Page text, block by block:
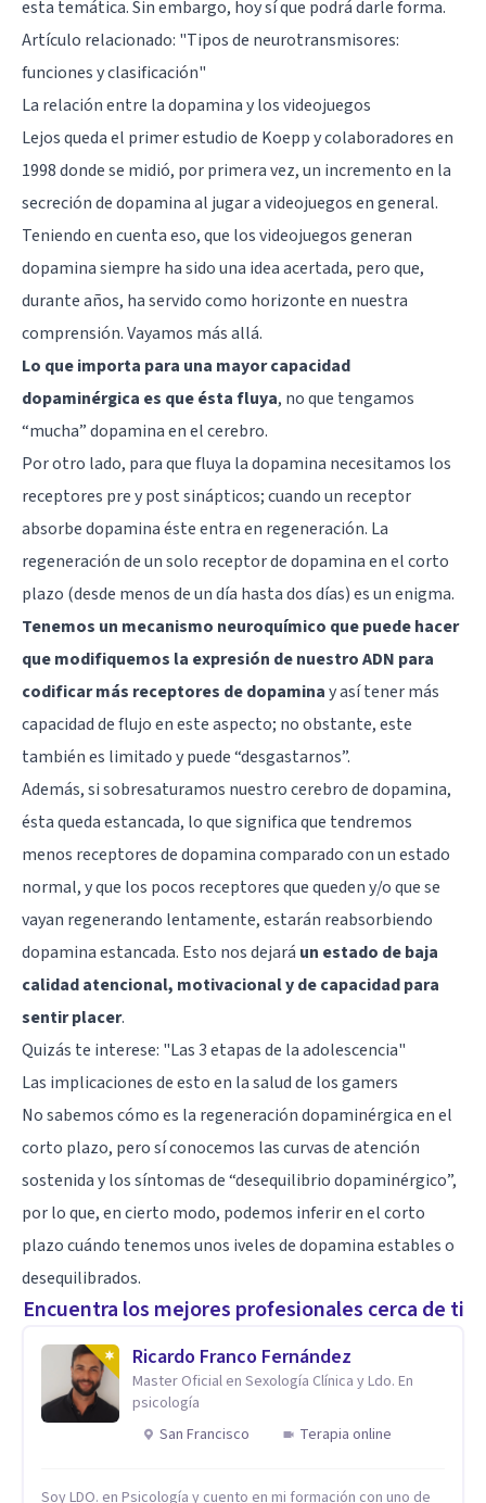
esta temática. Sin embargo, hoy sí que podrá darle forma.
Artículo relacionado: "Tipos de neurotransmisores:
funciones y clasificación"
La relación entre la dopamina y los videojuegos
Lejos queda el primer estudio de Koepp y colaboradores en
1998 donde se midió, por primera vez, un incremento en la
secreción de dopamina al jugar a videojuegos en general.
Teniendo en cuenta eso, que los videojuegos generan
dopamina siempre ha sido una idea acertada, pero que,
durante años, ha servido como horizonte en nuestra
comprensión. Vayamos más allá.
Lo que importa para una mayor capacidad
dopaminérgica es que ésta fluya, no que tengamos
“mucha” dopamina en el cerebro.
Por otro lado, para que fluya la dopamina necesitamos los
receptores pre y post sinápticos; cuando un receptor
absorbe dopamina éste entra en regeneración. La
regeneración de un solo receptor de dopamina en el corto
plazo (desde menos de un día hasta dos días) es un enigma.
Tenemos un mecanismo neuroquímico que puede hacer
que modifiquemos la expresión de nuestro ADN para
codificar más receptores de dopaminay así tener más
capacidad de flujo en este aspecto; no obstante, este
también es limitado y puede “desgastarnos”.
Además, si sobresaturamos nuestro cerebro de dopamina,
ésta queda estancada, lo que significa que tendremos
menos receptores de dopamina comparado con un estado
normal, y que los pocos receptores que queden y/o que se
vayan regenerando lentamente, estarán reabsorbiendo
dopamina estancada. Esto nos dejará un estado de baja
calidad atencional, motivacional y de capacidad para
sentir placer.
Quizás te interese: "Las 3 etapas de la adolescencia"
Las implicaciones de esto en la salud de los gamers
No sabemos cómo es la regeneración dopaminérgica en el
corto plazo, pero sí conocemos las curvas de atención
sostenida y los síntomas de “desequilibrio dopaminérgico”,
por lo que, en cierto modo, podemos inferir en el corto
plazo cuándo tenemos unos iveles de dopamina estables o
desequilibrados.
Encuentra los mejores profesionales cerca de ti
Ricardo Franco Fernández
Master Oficial en Sexología Clínica y Ldo. En
psicología
San Francisco
Terapia online
Soy LDO. en Psicología y cuento en mi formación con uno de